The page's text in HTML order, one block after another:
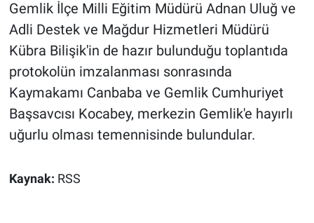
Gemlik İlçe Milli Eğitim Müdürü Adnan Uluğ ve
Adli Destek ve Mağdur Hizmetleri Müdürü
Kübra Bilişik'in de hazır bulunduğu toplantıda
protokolün imzalanması sonrasında
Kaymakamı Canbaba ve Gemlik Cumhuriyet
Başsavcısı Kocabey, merkezin Gemlik'e hayırlı
uğurlu olması temennisinde bulundular.
Kaynak: RSS